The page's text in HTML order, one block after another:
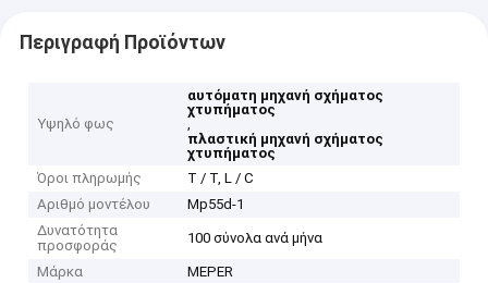
Περιγραφή Προϊόντων
Υψηλό φως
αυτόματη μηχανή σχήματος
χτυπήματος
,
πλαστική μηχανή σχήματος
χτυπήματος
Όροι πληρωμής
T / T, L / C
Αριθμό μοντέλου
Mp55d-1
Δυνατότητα
προσφοράς
100 σύνολα ανά μήνα
Μάρκα
MEPER